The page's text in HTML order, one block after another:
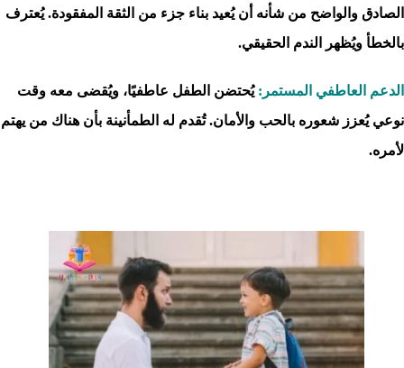
الصادق والواضح من شأنه أن يُعيد بناء جزء من الثقة المفقودة. يُعترف
بالخطأ ويُظهر الندم الحقيقي.
الدعم العاطفي المستمر: يُحتضن الطفل عاطفيًا، ويُقضى معه وقت
نوعي يُعزز شعوره بالحب والأمان. تُقدم له الطمأنينة بأن هناك من يهتم
لأمره.